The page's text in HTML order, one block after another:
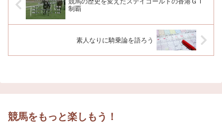
制覇
素人なりに騎乗論を語ろう
競馬をもっと楽しもう！